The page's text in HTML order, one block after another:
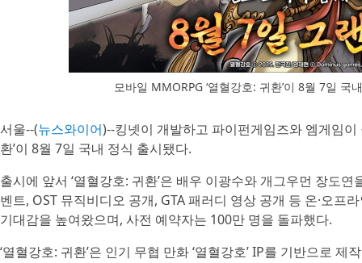
모바일 MMORPG ‘열혈강호: 귀환’이 8월 7일
서울--(뉴스와이어)--킹넷이 개발하고 파이펀게임즈와 엠게임
환’이 8월 7일 국내 정식 출시됐다.
출시에 앞서 ‘열혈강호: 귀환’은 배우 이광수와 개그우먼 장도
벤트, OST 뮤직비디오 공개, GTA 패러디 영상 공개 등 온·오프
기대감을 높여왔으며, 사전 예약자는 100만 명을 돌파했다.
‘열혈강호: 귀환’은 인기 무협 만화 ‘열혈강호’ IP를 기반으로